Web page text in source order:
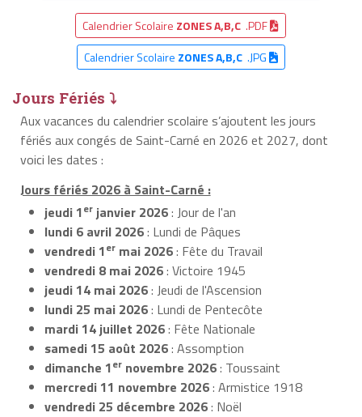
Calendrier Scolaire ZONES A,B,C .PDF
Calendrier Scolaire ZONES A,B,C.JPG
Jours Fériés ⤵
Aux vacances du calendrier scolaire s’ajoutent les jours
fériés aux congés de Saint-Carné en 2026 et 2027, dont
voici les dates :
Jours fériés 2026 à Saint-Carné :
jeudi 1er janvier 2026: Jour de l'an
lundi 6 avril 2026: Lundi de Pâques
vendredi 1er mai 2026: Fête du Travail
vendredi 8 mai 2026: Victoire 1945
jeudi 14 mai 2026: Jeudi de l'Ascension
lundi 25 mai 2026: Lundi de Pentecôte
mardi 14 juillet 2026: Fête Nationale
samedi 15 août 2026: Assomption
dimanche 1er novembre 2026: Toussaint
mercredi 11 novembre 2026: Armistice 1918
vendredi 25 décembre 2026: Noël